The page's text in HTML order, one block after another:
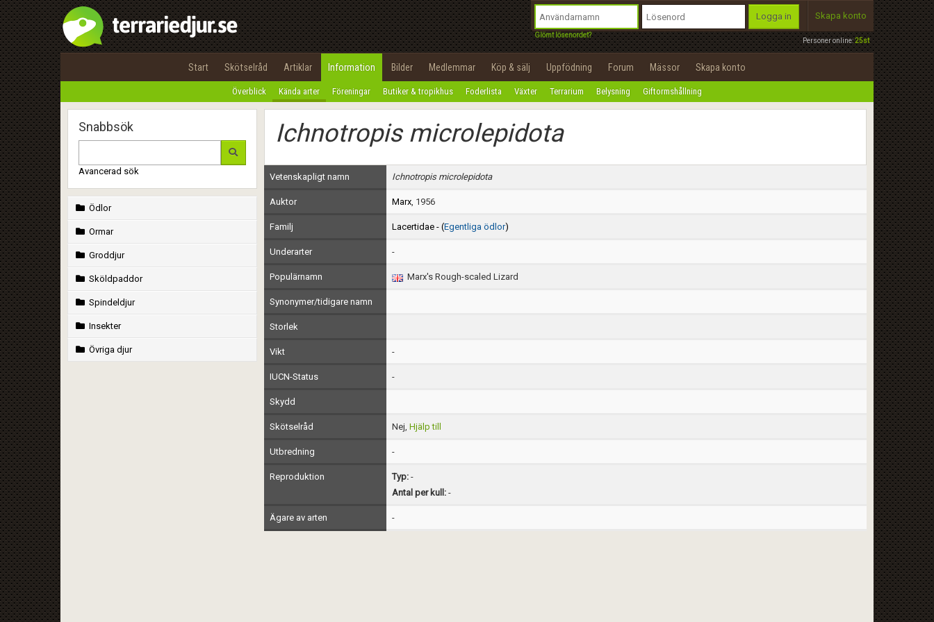
Personer online:25st
Logga in
Glömt lösenordet?
Skapa konto
Start Skötselråd Artiklar Information Bilder Medlemmar Köp & sälj Uppfödning Forum Mässor Skapa konto
Överblick Kända arter Föreningar Butiker & tropikhus Foderlista Växter Terrarium Belysning Giftormshållning
Snabbsök
Avancerad sök
Ödlor
Ormar
Groddjur
Sköldpaddor
Spindeldjur
Insekter
Övriga djur
Ichnotropis microlepidota
Vetenskapligt namn Ichnotropis microlepidota
Auktor Marx, 1956
Familj Lacertidae - (Egentliga ödlor)
Underarter -
Populärnamn Marx's Rough-scaled Lizard
Synonymer/tidigare namn
Storlek
Vikt -
IUCN-Status -
Skydd
Skötselråd Nej, Hjälp till
Utbredning -
Reproduktion Typ:-
Antal per kull:-
Ägare av arten -
Utför
100%
OK
integritetspolicy
Namn:
Epost:
Användarnamn:
Lösenord:
Privacy Policy
Terms of Service
Begär nytt lösenord
Tillbaka till förstasidan